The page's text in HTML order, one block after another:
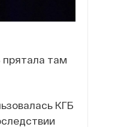
прятала там
КГБ